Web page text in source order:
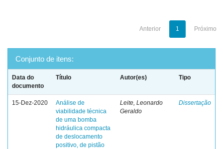
Anterior 1 Próximo
Conjunto de itens:
Data do
documento
Título Autor(es) Tipo
15-Dez-2020
Análise de
viabilidade técnica
de uma bomba
hidráulica compacta
de deslocamento
positivo, de pistão
Leite, Leonardo
Geraldo
Dissertação